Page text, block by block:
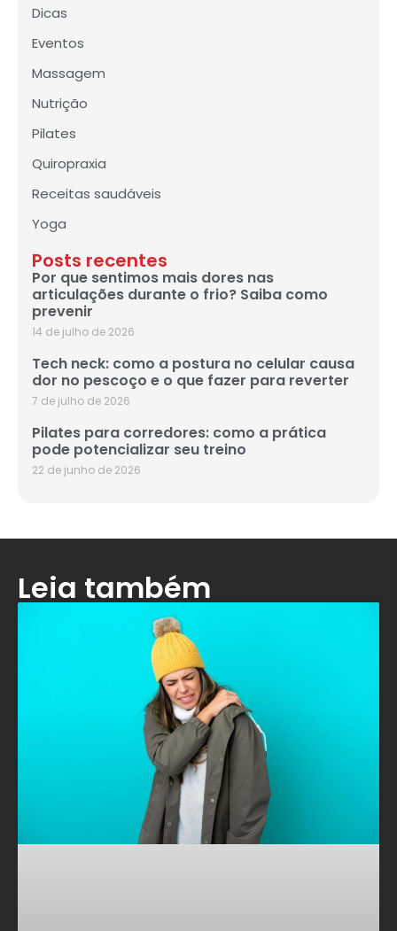
Dicas
Eventos
Massagem
Nutrição
Pilates
Quiropraxia
Receitas saudáveis
Yoga
Posts recentes
Por que sentimos mais dores nas
articulações durante o frio? Saiba como
prevenir
14 de julho de 2026
Tech neck: como a postura no celular causa
dor no pescoço e o que fazer para reverter
7 de julho de 2026
Pilates para corredores: como a prática
pode potencializar seu treino
22 de junho de 2026
Leia também